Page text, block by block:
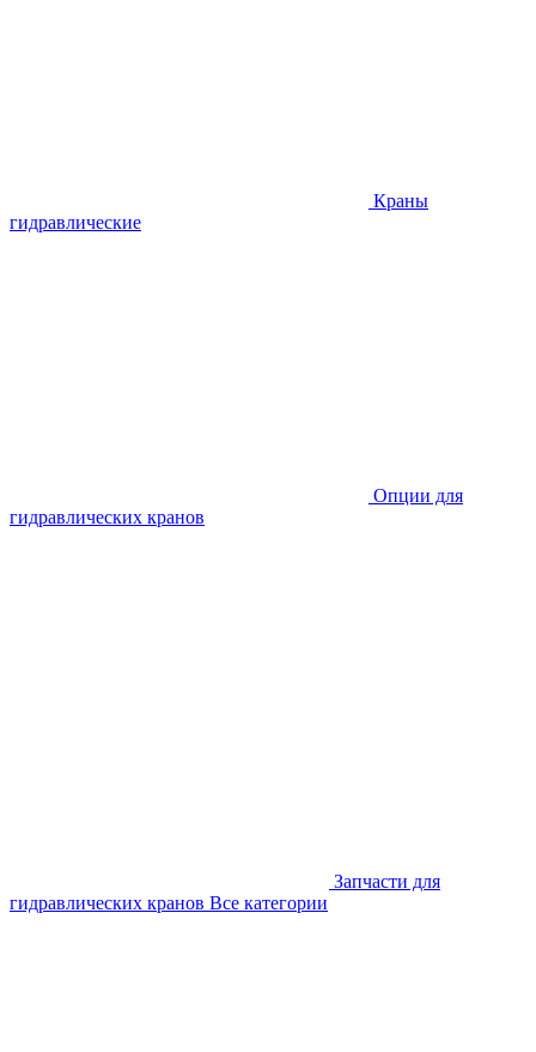
Краны
гидравлические
Опции для
гидравлических кранов
Запчасти для
гидравлических кранов Все категории